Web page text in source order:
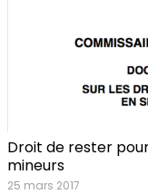
Droit de rester
mineurs
25 mars 2017